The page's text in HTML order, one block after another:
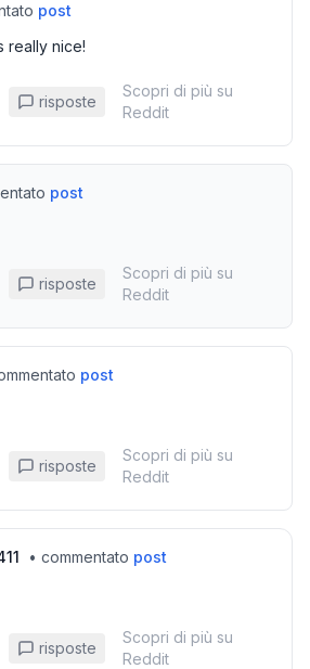
post
really nice!
risposte
Scopri di più su
Reddit
post
risposte
Scopri di più su
Reddit
post
risposte
Scopri di più su
Reddit
• commentato post
risposte
Scopri di più su
Reddit